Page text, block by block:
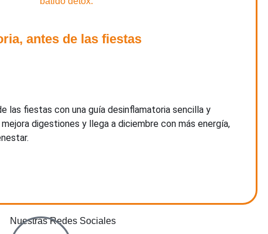
antes de las fiestas
las fiestas con una guía desinflamatoria sencilla y
digestiones y llega a diciembre con más energía,
Nuestras Redes Sociales